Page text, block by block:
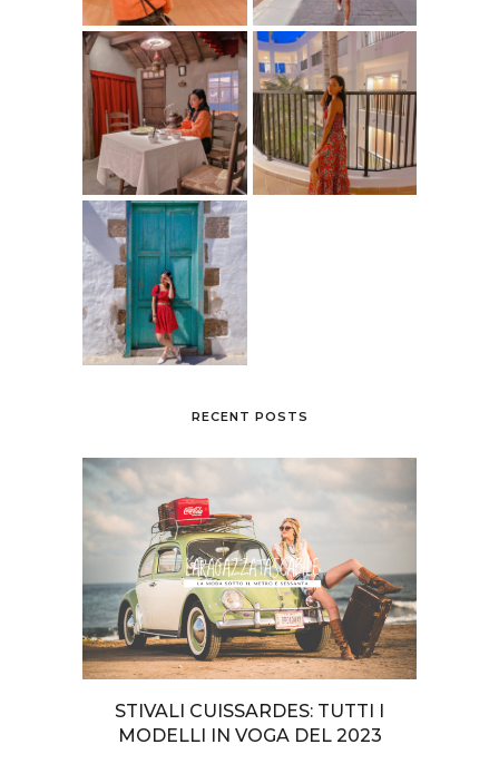
RECENT POSTS
STIVALI CUISSARDES: TUTTI I
MODELLI IN VOGA DEL 2023